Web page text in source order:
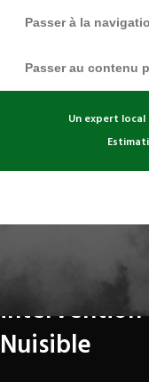
Passer à la
Passer au contenu
Un expert
frelons
intervention
Nuisible